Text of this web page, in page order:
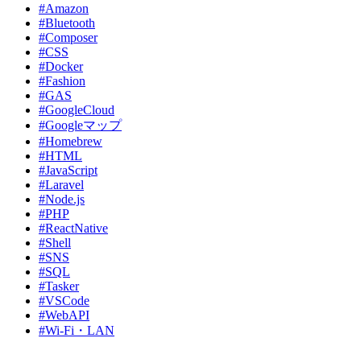
#Amazon
#Bluetooth
#Composer
#CSS
#Docker
#Fashion
#GAS
#GoogleCloud
#Googleマップ
#Homebrew
#HTML
#JavaScript
#Laravel
#Node.js
#PHP
#ReactNative
#Shell
#SNS
#SQL
#Tasker
#VSCode
#WebAPI
#Wi-Fi・LAN